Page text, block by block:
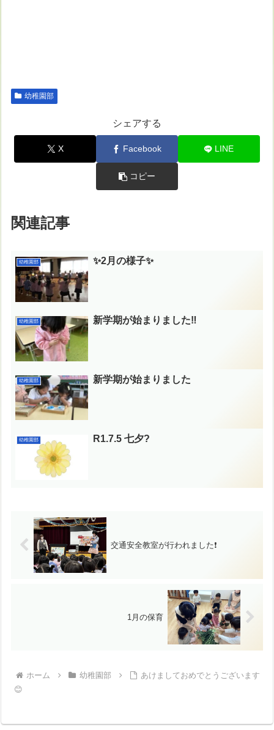
幼稚園部
シェアする
X Facebook LINE
コピー
関連記事
幼稚園部 ✨2月の様子✨
幼稚園部 新学期が始まりました‼︎
幼稚園部 新学期が始まりました
幼稚園部 R1.7.5 七夕?
交通安全教室が行われました❗️
1月の保育
ホーム 幼稚園部
あけましておめでとうございます
😊